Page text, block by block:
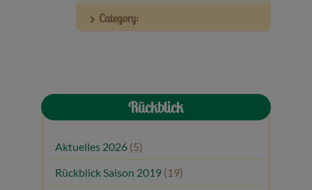
Baumpaten
Category:
Rückblick
Aktuelles 2026 (5)
Rückblick Saison 2019 (19)